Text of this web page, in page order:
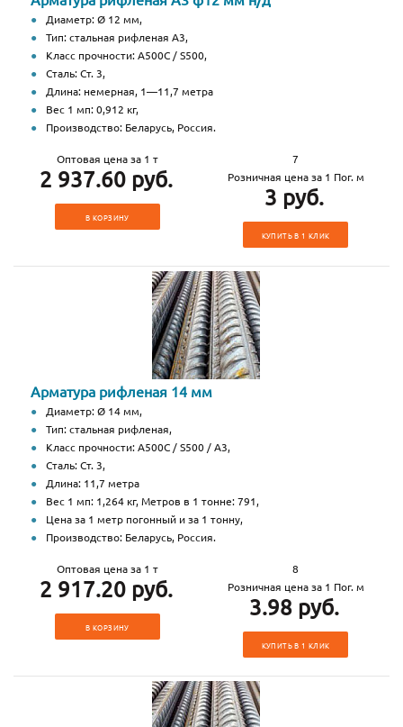
Диаметр: Ø 12 мм,
Тип: стальная рифленая А3,
Класс прочности: А500С / S500,
Сталь: Ст. 3,
Длина: немерная, 1—11,7 метра
Вес 1 мп: 0,912 кг,
Производство: Беларусь, Россия.
Оптовая цена за 1 т
2 937.60 руб.
В КОРЗИНУ
7
Розничная цена за 1 Пог. м
3 руб.
КУПИТЬ В 1 КЛИК
Арматура рифленая 14 мм
Диаметр: Ø 14 мм,
Тип: стальная рифленая,
Класс прочности: А500С / S500 / А3,
Сталь: Ст. 3,
Длина: 11,7 метра
Вес 1 мп: 1,264 кг, Метров в 1 тонне: 791,
Цена за 1 метр погонный и за 1 тонну,
Производство: Беларусь, Россия.
Оптовая цена за 1 т
2 917.20 руб.
В КОРЗИНУ
8
Розничная цена за 1 Пог. м
3.98 руб.
КУПИТЬ В 1 КЛИК